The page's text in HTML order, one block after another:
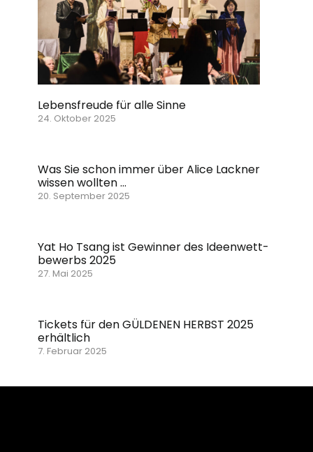
Lebensfreude für alle Sinne
24. Oktober 2025
Was Sie schon immer über Alice Lackner
wissen wollten …
20. September 2025
Yat Ho Tsang ist Gewinner des Ideenwett­
bewerbs 2025
27. Mai 2025
Tickets für den GÜLDENEN HERBST 2025
erhältlich
7. Februar 2025